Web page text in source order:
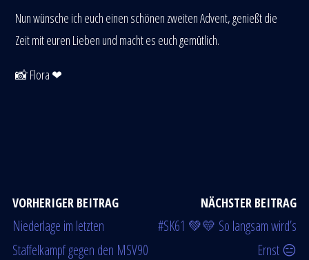
Nun wünsche ich euch einen schönen zweiten Advent, genießt die
Zeit mit euren Lieben und macht es euch gemütlich.
📸 Flora ❤
VORHERIGER BEITRAG
Niederlage im letzten
Staffelkampf gegen den MSV90
NÄCHSTER BEITRAG
#SK61 💚💛 So langsam wird’s
Ernst 😑